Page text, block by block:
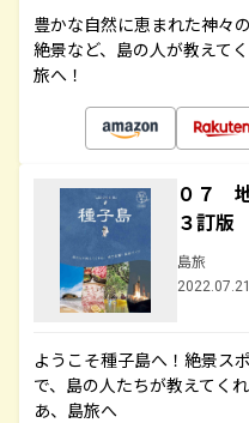
豊かな自然に恵まれた神々
絶景など、島の人が教えて
旅へ！
０７
３訂版
島旅
ようこそ種子島へ！絶景ス
で、島の人たちが教えてく
あ、島旅へ